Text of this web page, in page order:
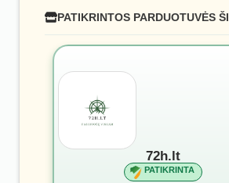
PATIKRINTOS PARDUOTUVĖS
72h.lt
PATIKRINTA